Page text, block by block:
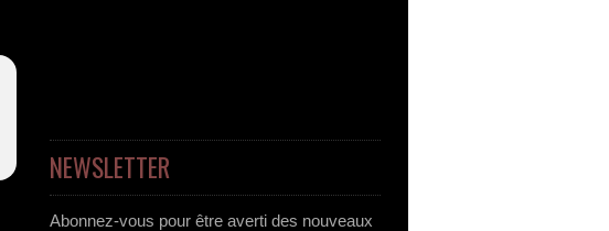
NEWSLETTER
Abonnez-vous pour être averti des nouveaux